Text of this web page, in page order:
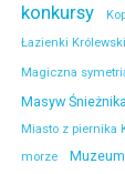
konkursy
Łazienki
Magiczna
Masyw Śnieżnika
Miasto z piernika
morze
Muzeum